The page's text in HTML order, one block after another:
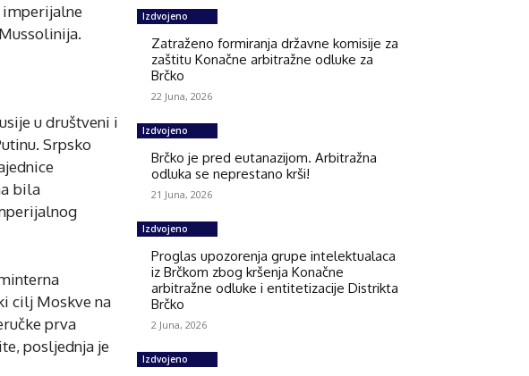
imperijalne
u društveni i
Srpsko
bila
cilj Moskve na
prva
posljednja je
Izdvojeno
Zatraženo formiranja državne komisije za
zaštitu Konačne arbitražne odluke za
Brčko
22 Juna, 2026
Izdvojeno
Brčko je pred eutanazijom. Arbitražna
odluka se neprestano krši!
21 Juna, 2026
Izdvojeno
Proglas upozorenja grupe intelektualaca
iz Brčkom zbog kršenja Konačne
arbitražne odluke i entitetizacije Distrikta
Brčko
2 Juna, 2026
Izdvojeno